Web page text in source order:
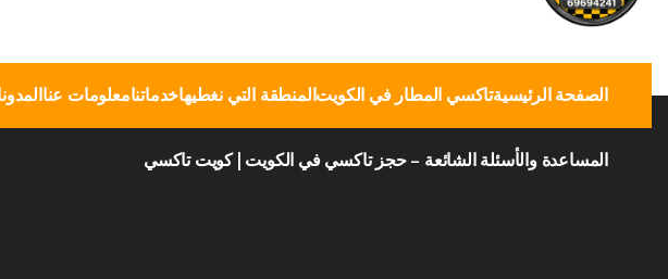
الصفحة الرئيسيةتاكسي المطار في الكويتالمنطقة التي نغطيهاخدماتنامعلومات عنا
المساعدة والأسئلة الشائعة – حجز تاكسي في الكويت | كويت تاكسي